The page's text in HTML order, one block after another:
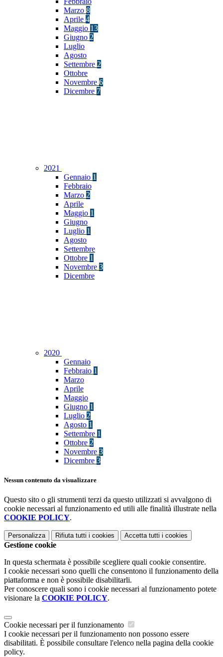
Marzo 8
Aprile 4
Maggio 13
Giugno 2
Luglio
Agosto
Settembre 2
Ottobre
Novembre 6
Dicembre 7
2021
Gennaio 1
Febbraio
Marzo 2
Aprile
Maggio 1
Giugno
Luglio 1
Agosto
Settembre
Ottobre 1
Novembre 3
Dicembre
2020
Gennaio
Febbraio 1
Marzo
Aprile
Maggio
Giugno 1
Luglio 2
Agosto 1
Settembre 1
Ottobre 2
Novembre 3
Dicembre 3
Nessun contenuto da visualizzare
Questo sito o gli strumenti terzi da questo utilizzati si avvalgono di
cookie necessari al funzionamento ed utili alle finalità illustrate nella
COOKIE POLICY.
Personalizza Rifiuta tutti i cookies Accetta tutti i cookies
Gestione cookie
In questa schermata è possibile scegliere quali cookie consentire.
I cookie necessari sono quelli che consentono il funzionamento della
piattaforma e non è possibile disabilitarli.
Per conoscere quali sono i cookie necessari al funzionamento potete
visionare la COOKIE POLICY.
Cookie necessari per il funzionamento
I cookie necessari per il funzionamento non possono essere
disabilitati. È possibile consultare l'elenco nella pagina della cookie
policy.